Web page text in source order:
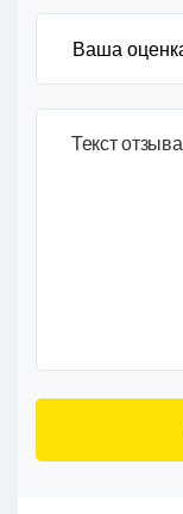
Текст отзыва